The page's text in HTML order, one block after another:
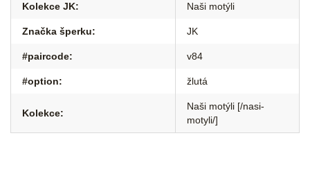
Kolekce JK: Naši motýli
Značka šperku: JK
#paircode: v84
#option: žlutá
Kolekce:
Naši motýli [/nasi-
motyli/]